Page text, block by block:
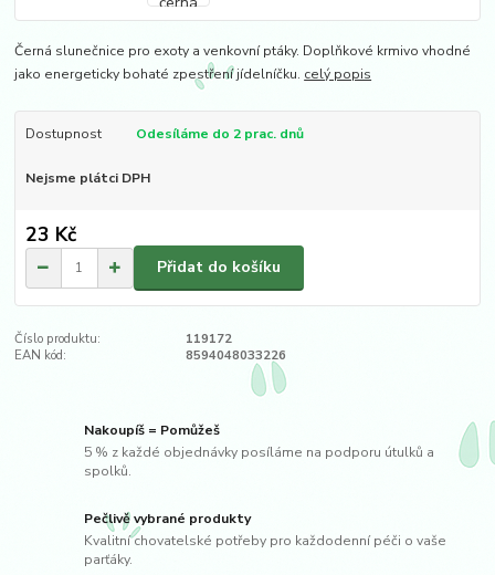
Černá slunečnice pro exoty a venkovní ptáky. Doplňkové krmivo vhodné
jako energeticky bohaté zpestření jídelníčku. celý popis
Dostupnost Odesíláme do 2 prac. dnů
Nejsme plátci DPH
23 Kč
Přidat do košíku
Číslo produktu:
119172
EAN kód:
8594048033226
Nakoupíš = Pomůžeš
5 % z každé objednávky posíláme na podporu útulků a
spolků.
Pečlivě vybrané produkty
Kvalitní chovatelské potřeby pro každodenní péči o vaše
parťáky.